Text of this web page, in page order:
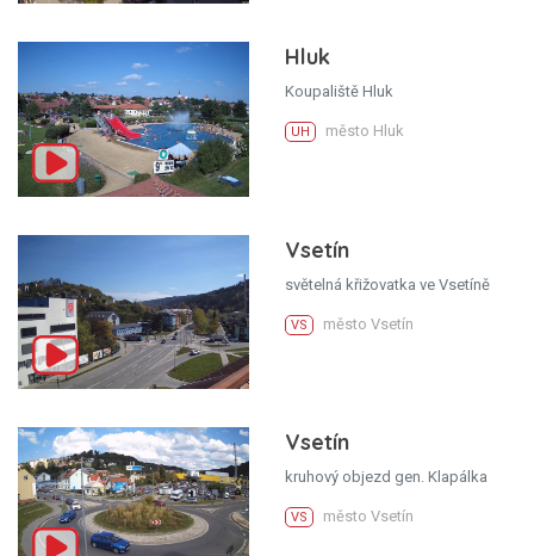
Hluk
Koupaliště Hluk
UH město Hluk
Vsetín
světelná křižovatka ve Vsetíně
VS město Vsetín
Vsetín
kruhový objezd gen. Klapálka
VS město Vsetín